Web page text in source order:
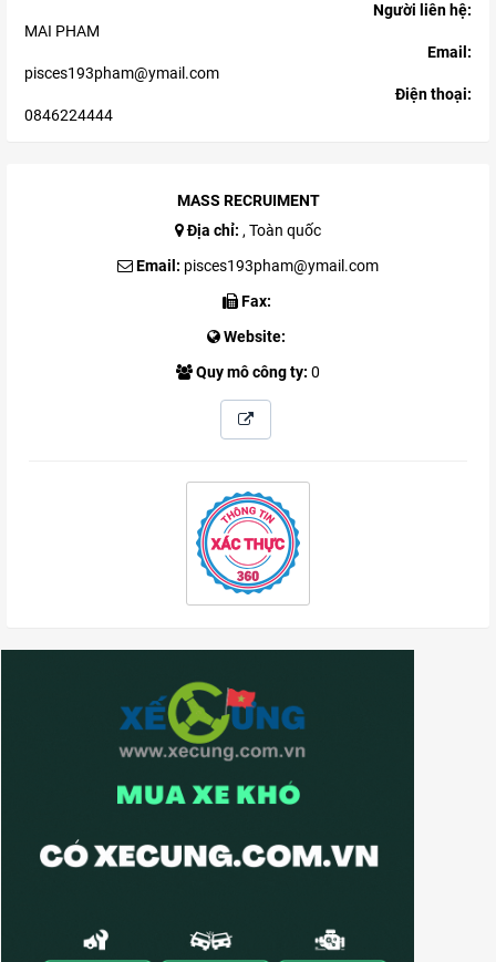
Người liên hệ:
MAI PHAM
Email:
pisces193pham@ymail.com
Điện thoại:
0846224444
MASS RECRUIMENT
Địa chỉ: , Toàn quốc
Email: pisces193pham@ymail.com
Fax:
Website:
Quy mô công ty: 0